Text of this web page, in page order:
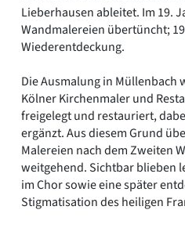
Lieberhausen ableitet. Im 19.
Wandmalereien übertüncht;
Wiederentdeckung.
Die Ausmalung in Müllenbach
Kölner Kirchenmaler und
freigelegt und restauriert,
ergänzt. Aus diesem Grund
Malereien nach dem Zweiten
weitgehend. Sichtbar blieben
im Chor sowie eine später
Stigmatisation des heiligen